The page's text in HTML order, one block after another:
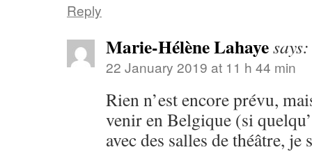
Reply
Marie-Hélène Lahayesays:
22 January 2019 at 11 h 44 min
Rien n’est encore prévu,
venir en Belgique (si
avec des salles de théâtre, je